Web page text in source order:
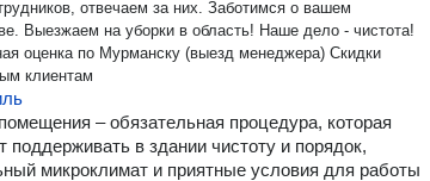
отвечаем за них. Заботимся о вашем
на уборки в область! Наше дело - чистота!
оценка по Мурманску (выезд менеджера) Скидки
клиентам
– обязательная процедура, которая
поддерживать в здании чистоту и порядок,
микроклимат и приятные условия для работы